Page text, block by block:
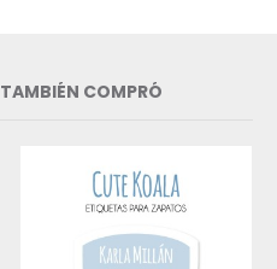
TAMBIÉN COMPRÓ